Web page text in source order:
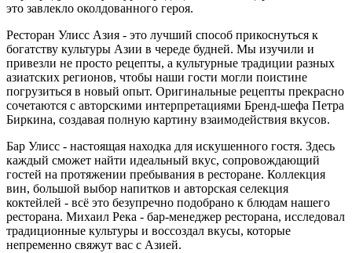
это завлекло околдованного героя.
Ресторан Улисс Азия - это лучший способ прикоснуться к
богатству культуры Азии в череде будней. Мы изучили и
привезли не просто рецепты, а культурные традиции разных
азиатских регионов, чтобы наши гости могли поистине
погрузиться в новый опыт. Оригинальные рецепты прекрасно
сочетаются с авторскими интерпретациями Бренд-шефа Петра
Биркина, создавая полную картину взаимодействия вкусов.
Бар Улисс - настоящая находка для искушенного гостя. Здесь
каждый сможет найти идеальный вкус, сопровождающий
гостей на протяжении пребывания в ресторане. Коллекция
вин, большой выбор напитков и авторская селекция
коктейлей - всё это безупречно подобрано к блюдам нашего
ресторана. Михаил Река - бар-менеджер ресторана, исследовал
традиционные культуры и воссоздал вкусы, которые
непременно свяжут вас с Азией.